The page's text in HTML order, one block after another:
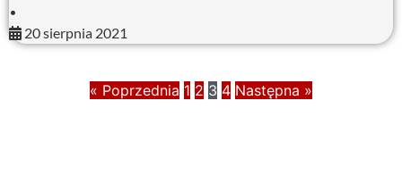
•
20 sierpnia 2021
« Poprzednia 1 2 3 4 Następna »